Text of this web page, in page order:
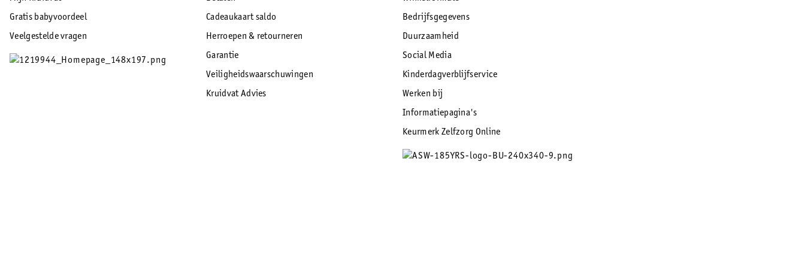
Gratis babyvoordeel
Veelgestelde vragen
Cadeaukaart saldo
Herroepen & retourneren
Garantie
Veiligheidswaarschuwingen
Kruidvat Advies
Bedrijfsgegevens
Duurzaamheid
Social Media
Kinderdagverblijfservice
Werken bij
Informatiepagina's
Keurmerk Zelfzorg Online